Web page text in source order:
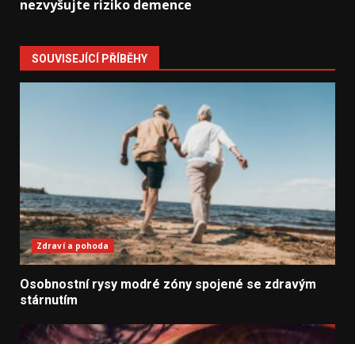
nezvyšujte riziko demence
SOUVISEJÍCÍ PŘÍBĚHY
Zdraví a pohoda
Osobnostní rysy modré zóny spojené se zdravým
stárnutím